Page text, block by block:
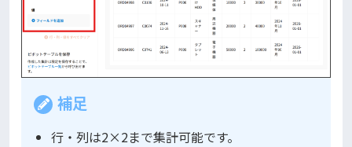
補足
行・列は2×2まで集計可能です。